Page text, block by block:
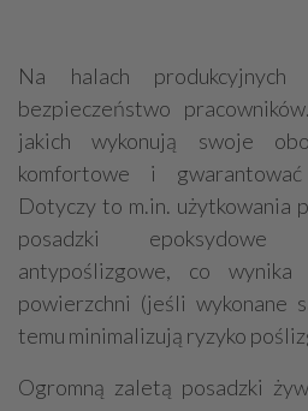
Na halach
bezpieczeństwo
jakich wykonują swoje
komfortowe i
Dotyczy to m.in. użytkowania
posadzki epoksydowe
antypoślizgowe, co
powierzchni (jeśli wykonane
temu minimalizują ryzyko
Ogromną zaletą posadzki